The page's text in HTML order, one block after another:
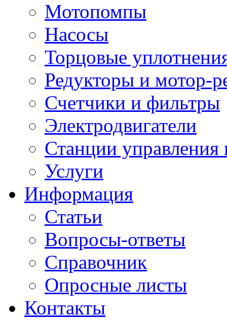
Мотопомпы
Насосы
Торцовые
Редукторы и мотор-
Счетчики и фильтры
Электродвигатели
Станции управления
Услуги
Информация
Статьи
Вопросы-ответы
Справочник
Опросные листы
Контакты